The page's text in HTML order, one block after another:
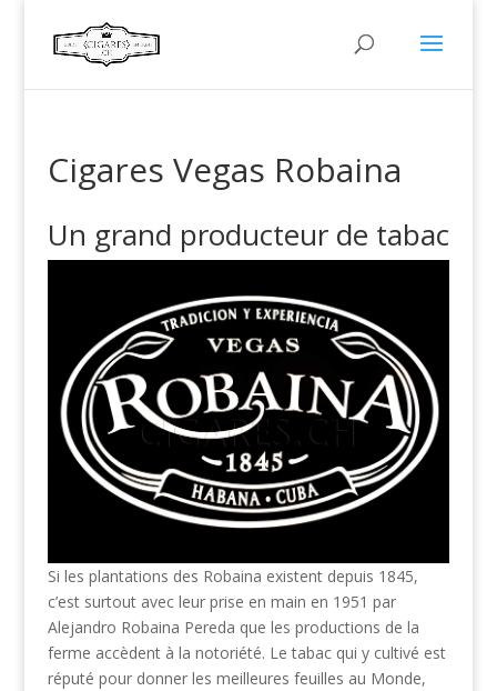
Cigares Vegas Robaina
Un grand producteur de tabac
Si les plantations des Robaina existent depuis 1845,
c’est surtout avec leur prise en main en 1951 par
Alejandro Robaina Pereda que les productions de la
ferme accèdent à la notoriété. Le tabac qui y cultivé est
réputé pour donner les meilleures feuilles au Monde,